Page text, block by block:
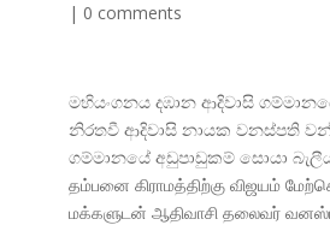
| 0 comments
මහියංගනය දඹාන ආදිවාසි
නිරතවී ආදිවාසි නායක වනස්පති
ගම්මානයේ අඩුපාඩුකම් සොයා
தம்பனை கிராமத்திற்கு விஜயம்
மக்களுடன் ஆதிவாசி தலைவர்